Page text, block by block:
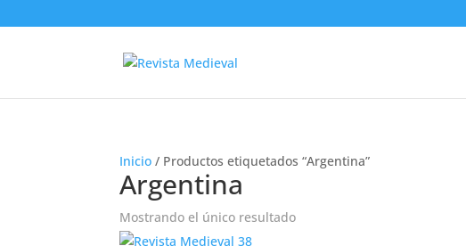
Inicio / Productos etiquetados “Argentina”
Argentina
Mostrando el único resultado